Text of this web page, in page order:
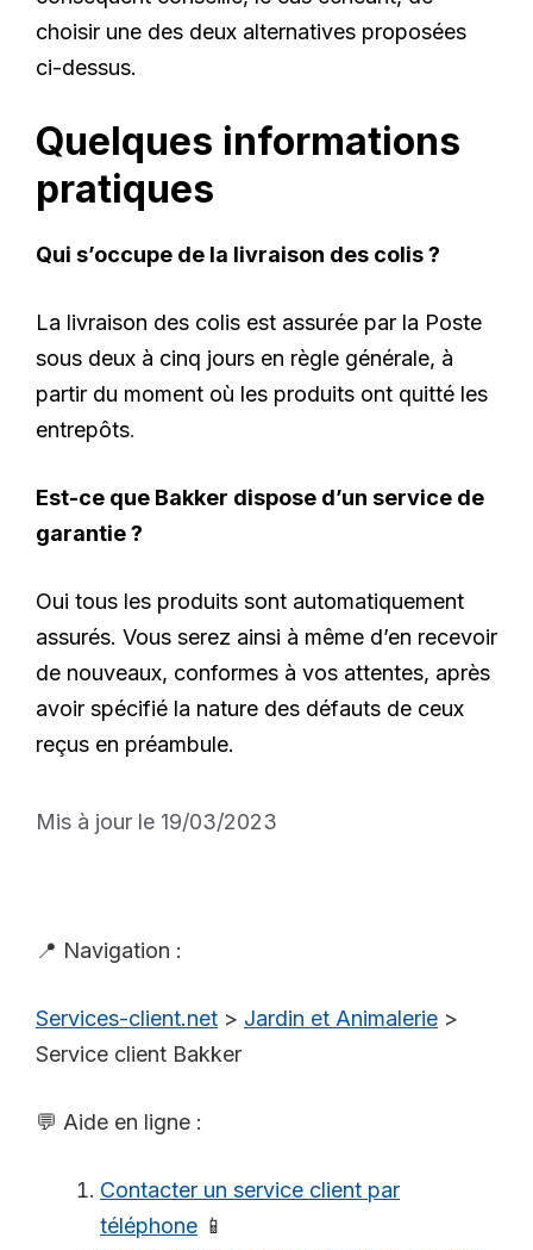
choisir une des deux alternatives proposées
ci-dessus.
Quelques informations
pratiques
Qui s’occupe de la livraison des colis ?
La livraison des colis est assurée par la Poste
sous deux à cinq jours en règle générale, à
partir du moment où les produits ont quitté les
entrepôts.
Est-ce que Bakker dispose d’un service de
garantie ?
Oui tous les produits sont automatiquement
assurés. Vous serez ainsi à même d’en recevoir
de nouveaux, conformes à vos attentes, après
avoir spécifié la nature des défauts de ceux
reçus en préambule.
Mis à jour le 19/03/2023
📍 Navigation :
Services-client.net > Jardin et Animalerie >
Service client Bakker
💬 Aide en ligne :
Contacter un service client par
téléphone 📱